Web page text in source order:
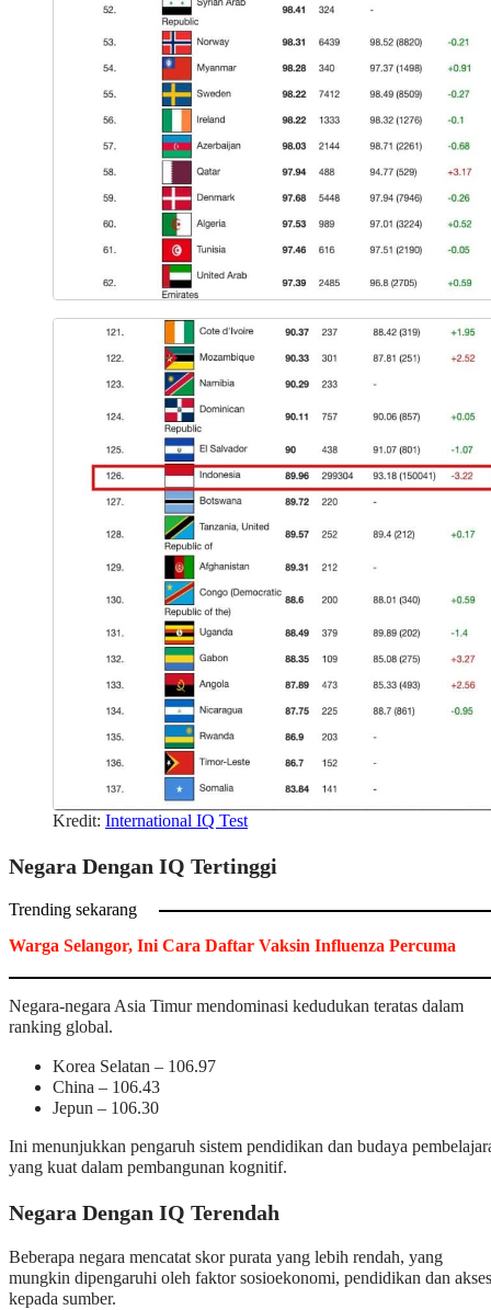
Kredit: International IQ Test
Negara Dengan IQ Tertinggi
Trending sekarang
Warga Selangor, Ini Cara Daftar Vaksin Influenza Percuma
Negara-negara Asia Timur mendominasi kedudukan teratas dalam
ranking global.
Korea Selatan – 106.97
China – 106.43
Jepun – 106.30
Ini menunjukkan pengaruh sistem pendidikan dan budaya
yang kuat dalam pembangunan kognitif.
Negara Dengan IQ Terendah
Beberapa negara mencatat skor purata yang lebih rendah, yang
mungkin dipengaruhi oleh faktor sosioekonomi, pendidikan dan akses
kepada sumber.